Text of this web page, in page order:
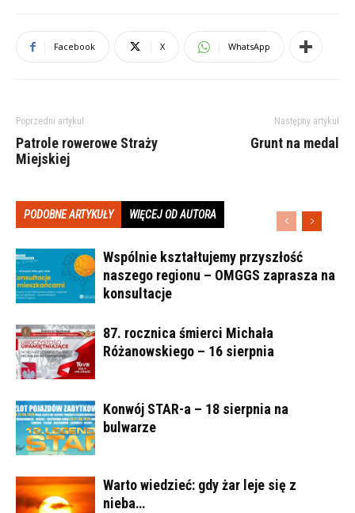
Facebook X WhatsApp
Poprzedni artykuł
Patrole rowerowe Straży
Miejskiej
Następny artykuł
Grunt na medal
PODOBNE ARTYKUŁY WIĘCEJ OD AUTORA
Wspólnie kształtujemy przyszłość
naszego regionu – OMGGS zaprasza na
konsultacje
87. rocznica śmierci Michała
Różanowskiego – 16 sierpnia
Konwój STAR-a – 18 sierpnia na
bulwarze
Warto wiedzieć: gdy żar leje się z
nieba…